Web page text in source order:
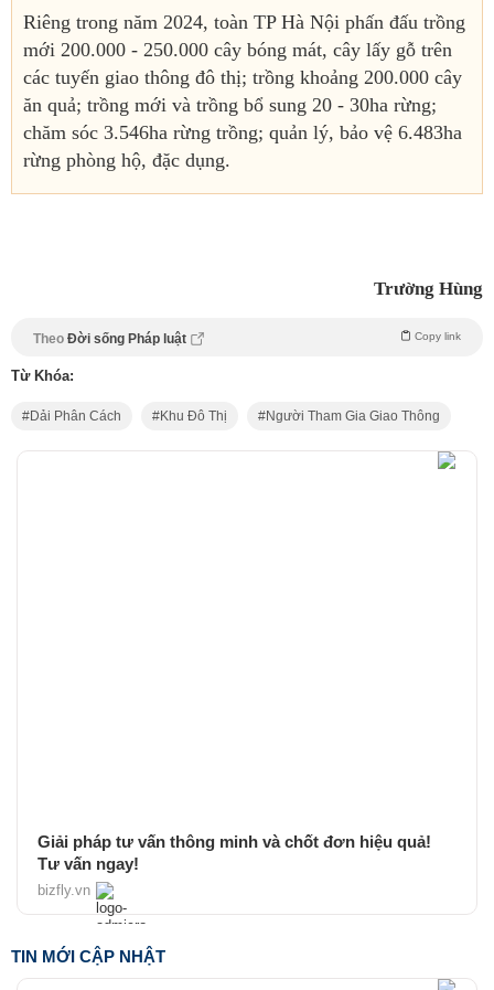
Riêng trong năm 2024, toàn TP Hà Nội phấn đấu trồng
mới 200.000 - 250.000 cây bóng mát, cây lấy gỗ trên
các tuyến giao thông đô thị; trồng khoảng 200.000 cây
ăn quả; trồng mới và trồng bổ sung 20 - 30ha rừng;
chăm sóc 3.546ha rừng trồng; quản lý, bảo vệ 6.483ha
rừng phòng hộ, đặc dụng.
Trường Hùng
Theo Đời sống Pháp luật Copy link
Từ Khóa:
Dải Phân Cách Khu Đô Thị Người Tham Gia Giao Thông
Giải pháp tư vấn thông minh và chốt đơn hiệu quả!
Tư vấn ngay!
bizfly.vn
TIN MỚI CẬP NHẬT